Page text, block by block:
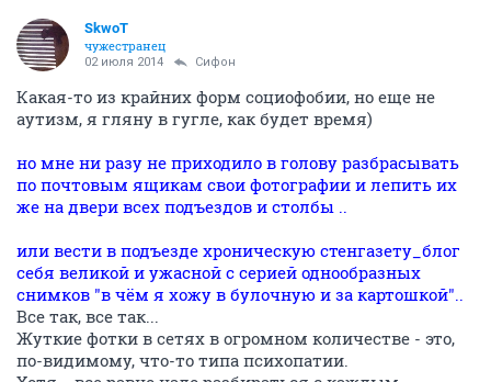
SkwоT
чужестранец
02 июля 2014 Сифон
Какая-то из крайних форм социофобии, но еще не
аутизм, я гляну в гугле, как будет время)
но мне ни разу не приходило в голову разбрасывать
по почтовым ящикам свои фотографии и лепить их
же на двери всех подъездов и столбы ..
или вести в подъезде хроническую стенгазету_блог
себя великой и ужасной с серией однообразных
снимков "в чём я хожу в булочную и за картошкой"..
Все так, все так...
Жуткие фотки в сетях в огромном количестве - это,
по-видимому, что-то типа психопатии.